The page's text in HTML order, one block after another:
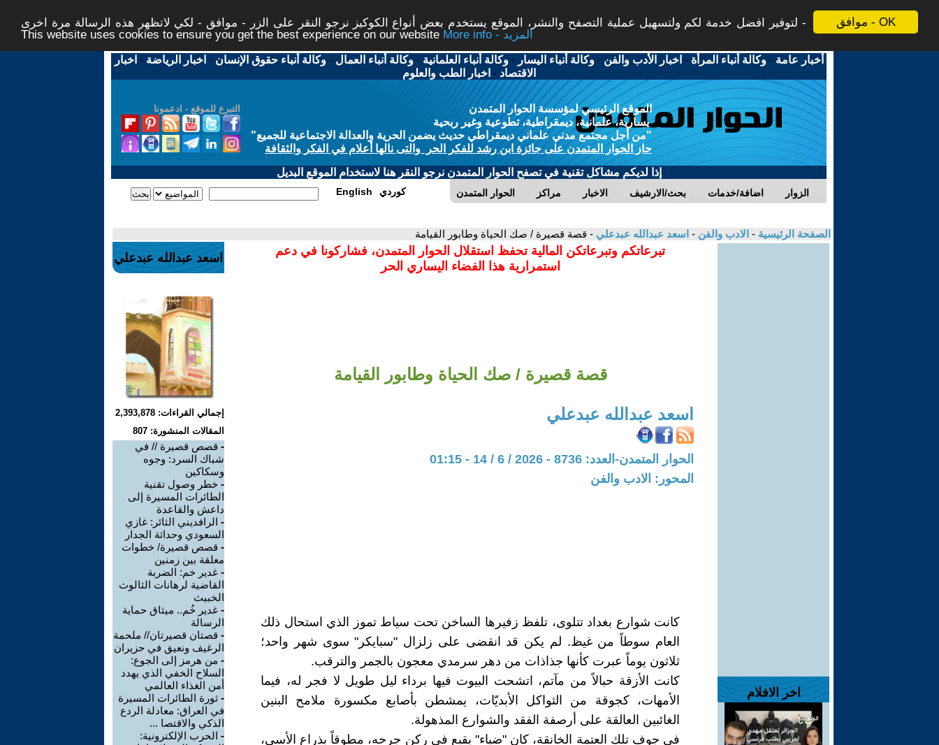
موافق - OK
لتوفير افضل خدمة لكم ولتسهيل عملية التصفح والنشر، الموقع يستخدم بعض أنواع الكوكيز نرجو النقر على الزر - موافق - لكي لاتظهر هذه الرسالة مرة اخرى -
This website uses cookies to ensure you get the best experience on our website
More info - المزيد
أخبار عامة -وكالة أنباء المرأة - اخبار الأدب والفن -وكالة أنباء اليسار -وكالة أنباء العلمانية -وكالة أنباء العمال -وكالة أنباء حقوق الإنسان - اخبار الرياضة - اخبار
الاقتصاد - اخبار الطب والعلوم
التبرع للموقع - ادعمونا
الموقع الرئيسي لمؤسسة الحوار المتمدن
يسارية، علمانية، ديمقراطية، تطوعية وغير ربحية
"من أجل مجتمع مدني علماني ديمقراطي حديث يضمن الحرية والعدالة الاجتماعية للجميع"
حاز الحوار المتمدن على جائزة ابن رشد للفكر الحر والتى نالها أعلام في الفكر والثقافة
إذا لديكم مشاكل تقنية في تصفح الحوار المتمدن نرجو النقر هنا لاستخدام الموقع البديل
الحوار المتمدن مراكز الاخبار بحث/الارشيف اضافة/خدمات الزوار English كوردي
الصفحة الرئيسية - الادب والفن - اسعد عبدالله عبدعلي - قصة قصيرة / صك الحياة وطابور القيامة
اخر الافلام
تبرعاتكم وتبرعاتكن المالية تحفظ استقلال الحوار المتمدن، فشاركونا في دعم
استمرارية هذا الفضاء اليساري الحر
قصة قصيرة / صك الحياة وطابور القيامة
اسعد عبدالله عبدعلي
الحوار المتمدن-العدد: 8736 - 2026 / 6 / 14 - 01:15
المحور: الادب والفن
كانت شوارع بغداد تتلوى، تلفظ زفيرها الساخن تحت سياط تموز الذي استحال ذلك
العام سوطاً من غيظ. لم يكن قد انقضى على زلزال "سبايكر" سوى شهر واحد؛
ثلاثون يوماً عبرت كأنها جذاذات من دهر سرمدي معجون بالجمر والترقب.
كانت الأزقة حبالاً من مآتم، اتشحت البيوت فيها برداء ليل طويل لا فجر له، فيما
الأمهات، كجوقة من الثواكل الأبديّات، يمشطن بأصابع مكسورة ملامح البنين
الغائبين العالقة على أرصفة الفقد والشوارع المذهولة.
في جوف تلك العتمة الخانقة، كان "ضياء" يقبع في ركن جرحه، مطوقاً بذراع الأسى،
اسعد عبدالله عبدعلي
إجمالي القراءات: 2,393,878
المقالات المنشورة: 807
- قصص قصيرة // في
شباك السرد: وجوه
وسكاكين
- خطر وصول تقنية
الطائرات المسيرة إلى
داعش والقاعدة
- الرافديني الثائر: غازي
السعودي وحداثة الجدار
- قصص قصيرة/ خطوات
معلقة بين زمنين
- غدير خم: الضربة
القاضية لرهانات الثالوث
الخبيث
- غدير خُم.. ميثاق حماية
الرسالة
- قصتان قصيرتان// ملحمة
الرغيف ونعيق في حزيران
- من هرمز إلى الجوع:
السلاح الخفي الذي يهدد
أمن الغذاء العالمي
- ثورة الطائرات المسيرة
في العراق: معادلة الردع
الذكي والاقتصا ...
- الحرب الإلكترونية: